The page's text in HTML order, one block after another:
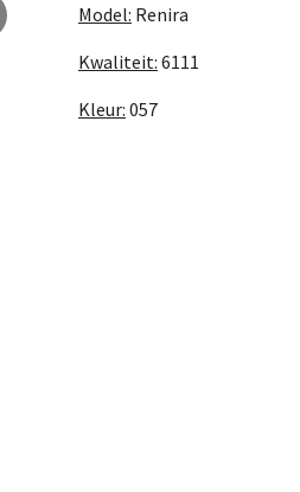
Model: Renira
Kwaliteit: 6111
Kleur: 057